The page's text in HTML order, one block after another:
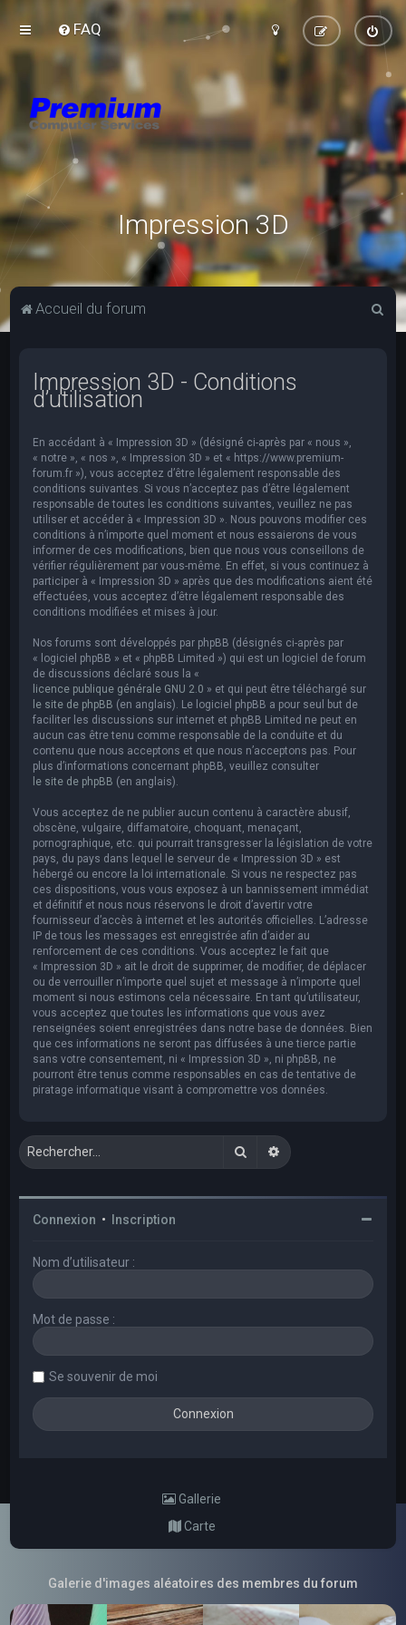
FAQ
Impression 3D
Accueil du forum
Impression 3D - Conditions
d’utilisation
En accédant à « Impression 3D » (désigné ci-après par « nous »,
« notre », « nos », « Impression 3D » et « https://www.premium-
forum.fr »), vous acceptez d’être légalement responsable des
conditions suivantes. Si vous n’acceptez pas d’être légalement
responsable de toutes les conditions suivantes, veuillez ne pas
utiliser et accéder à « Impression 3D ». Nous pouvons modifier ces
conditions à n’importe quel moment et nous essaierons de vous
informer de ces modifications, bien que nous vous conseillons de
vérifier régulièrement par vous-même. En effet, si vous continuez à
participer à « Impression 3D » après que des modifications aient été
effectuées, vous acceptez d’être légalement responsable des
conditions modifiées et mises à jour.
Nos forums sont développés par phpBB (désignés ci-après par
« logiciel phpBB » et « phpBB Limited ») qui est un logiciel de forum
de discussions déclaré sous la «
licence publique générale GNU 2.0 » et qui peut être téléchargé sur
le site de phpBB (en anglais). Le logiciel phpBB a pour seul but de
faciliter les discussions sur internet et phpBB Limited ne peut en
aucun cas être tenu comme responsable de la conduite et du
contenu que nous acceptons et que nous n’acceptons pas. Pour
plus d’informations concernant phpBB, veuillez consulter
le site de phpBB (en anglais).
Vous acceptez de ne publier aucun contenu à caractère abusif,
obscène, vulgaire, diffamatoire, choquant, menaçant,
pornographique, etc. qui pourrait transgresser la législation de votre
pays, du pays dans lequel le serveur de « Impression 3D » est
hébergé ou encore la loi internationale. Si vous ne respectez pas
ces dispositions, vous vous exposez à un bannissement immédiat
et définitif et nous nous réservons le droit d’avertir votre
fournisseur d’accès à internet et les autorités officielles. L’adresse
IP de tous les messages est enregistrée afin d’aider au
renforcement de ces conditions. Vous acceptez le fait que
« Impression 3D » ait le droit de supprimer, de modifier, de déplacer
ou de verrouiller n’importe quel sujet et message à n’importe quel
moment si nous estimons cela nécessaire. En tant qu’utilisateur,
vous acceptez que toutes les informations que vous avez
renseignées soient enregistrées dans notre base de données. Bien
que ces informations ne seront pas diffusées à une tierce partie
sans votre consentement, ni « Impression 3D », ni phpBB, ne
pourront être tenus comme responsables en cas de tentative de
piratage informatique visant à compromettre vos données.
RechercherRecherche avancée
Connexion • Inscription
Nom d’utilisateur :
Mot de passe :
Se souvenir de moi
Gallerie
Carte
Galerie d'images aléatoires des membres du forum